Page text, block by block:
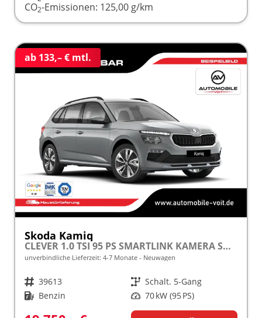
CO2-Emissionen: 125,00 g/km
ab 133,– € mtl.
Skoda Kamiq
CLEVER 1.0 TSI 95 PS SMARTLINK KAMERA SHZ ALU PDC LED TEMPOMAT frei konfigurierbar!
unverbindliche Lieferzeit: 4-7 Monate Neuwagen
Fahrzeugnr. 39613 Getriebe Schalt. 5-Gang
Kraftstoff Benzin Leistung 70 kW (95 PS)